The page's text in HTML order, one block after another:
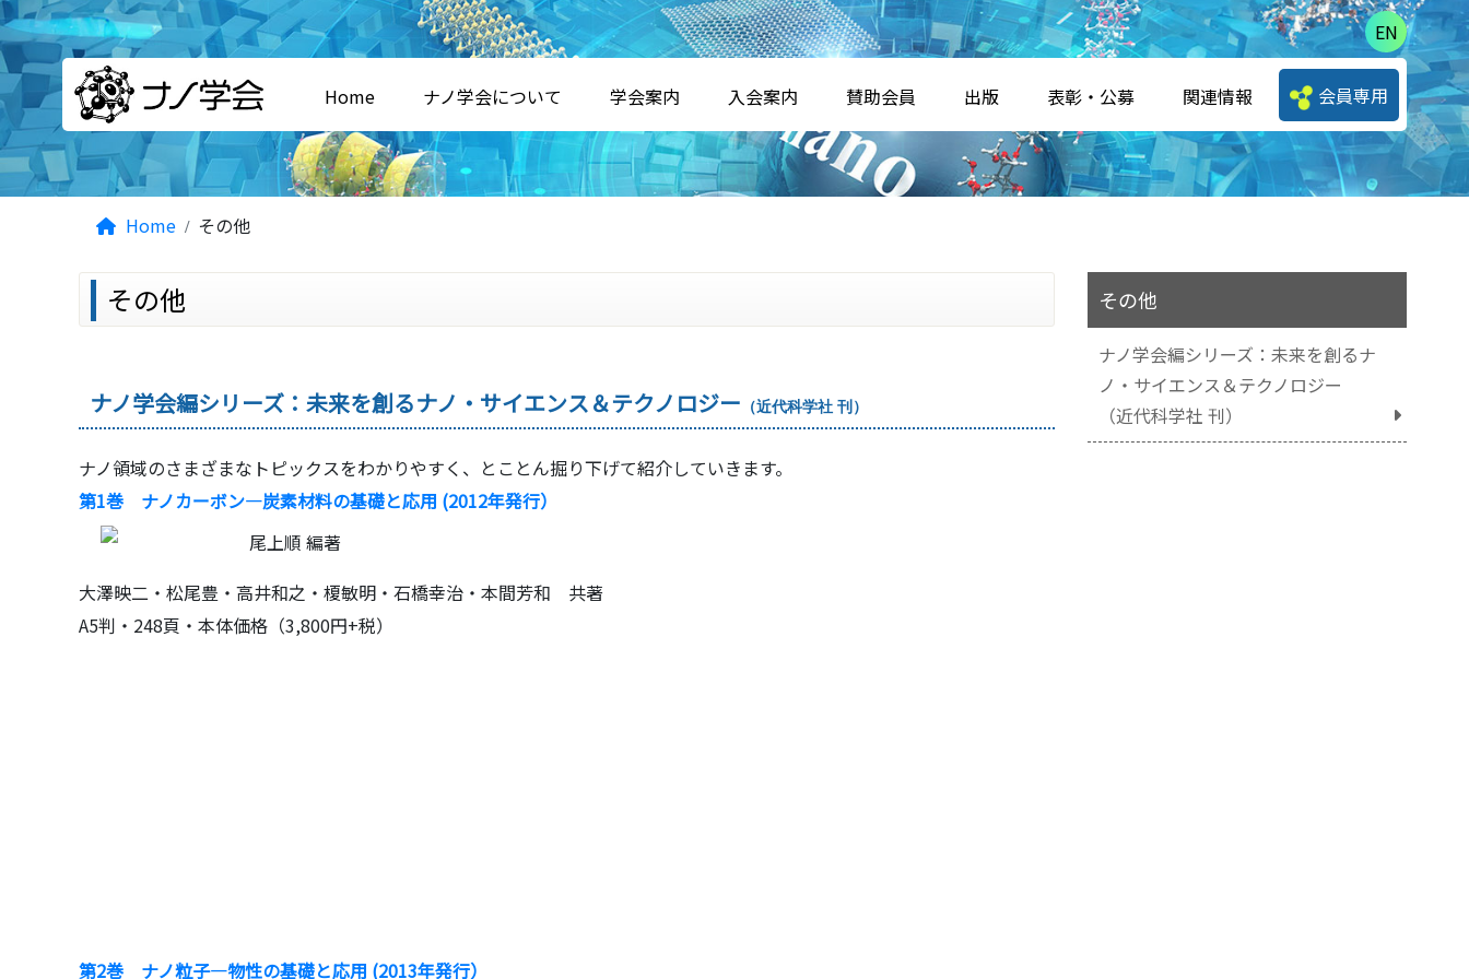
EN
Home ナノ学会について 学会案内 入会案内 賛助会員 出版 表彰・公募 関連情報 会員専用
Home その他
その他
ナノ学会編シリーズ：未来を創るナノ・サイエンス＆テクノロジー （近代科学社 刊）
ナノ領域のさまざまなトピックスをわかりやすく、とことん掘り下げて紹介していきます。
第1巻 ナノカーボン―炭素材料の基礎と応用 (2012年発行）
尾上順 編著
大澤映二・松尾豊・高井和之・榎敏明・石橋幸治・本間芳和 共著
A5判・248頁・本体価格（3,800円+税）
第2巻 ナノ粒子―物性の基礎と応用 (2013年発行）
その他
ナノ学会編シリーズ：未来を創るナ
ノ・サイエンス＆テクノロジー
（近代科学社 刊）